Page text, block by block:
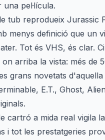
pel·lícula.
tub reprodueix Jurassic
menys definició que un
Tot és VHS, és clar.
arriba la vista: més de
grans novetats d'aquella
E.T., Ghost,
cartró a mida real vigila
i tot les prestatgeries